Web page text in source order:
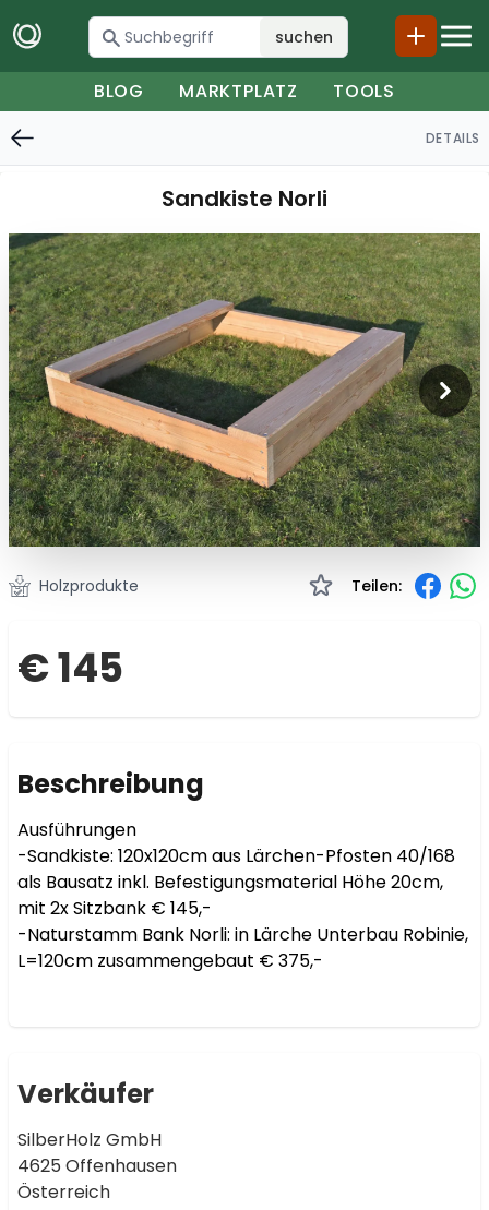
suchen
BLOG MARKTPLATZ TOOLS
DETAILS
Sandkiste Norli
Holzprodukte Teilen:
€ 145
Beschreibung
Ausführungen
-Sandkiste: 120x120cm aus Lärchen-Pfosten 40/168
als Bausatz inkl. Befestigungsmaterial Höhe 20cm,
mit 2x Sitzbank € 145,-
-Naturstamm Bank Norli: in Lärche Unterbau Robinie,
L=120cm zusammengebaut € 375,-
Verkäufer
SilberHolz GmbH
4625 Offenhausen
Österreich